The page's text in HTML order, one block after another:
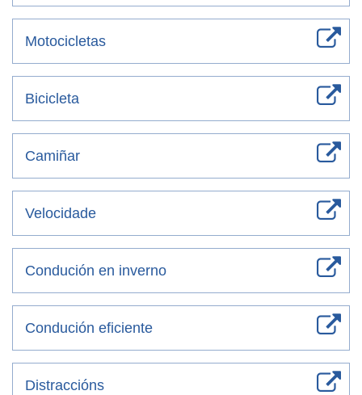
Motocicletas
Bicicleta
Camiñar
Velocidade
Condución en inverno
Condución eficiente
Distraccións